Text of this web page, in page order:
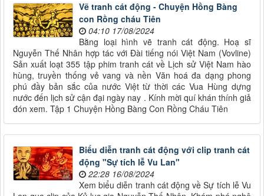
Vẽ tranh cát động - Chuyện Hồng Bàng
con Rồng cháu Tiên
04:10 17/08/2024
Bằng loại hình vẽ tranh cát động. Hoạ sĩ
Nguyễn Thế Nhân hợp tác với Đài tiếng nói Việt Nam (Vovline)
Sản xuất loạt 355 tập phim tranh cát về Lịch sử Việt Nam hào
hùng, truyền thống vẻ vang và nền Văn hoá đa dạng phong
phú đầy bản sắc của nước Việt từ thời các Vua Hùng dựng
nước đến lịch sử cận đại ngày nay . Kính mời quí khán thính giả
đón xem. Tập 1 Chuyện Hồng Bàng Con Rồng Cháu Tiên
Biểu diễn tranh cát động với clip tranh cát
động "Sự tích lễ Vu Lan"
22:28 16/08/2024
Xem biểu diễn tranh cát động về Sự tích lễ Vu